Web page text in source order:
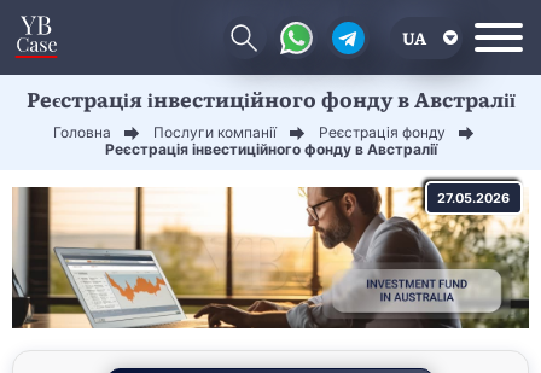
UA
EN
Реєстрація інвестиційного фонду в Австралії
Головна Послуги компанії
Реєстрація фонду
Реєстрація інвестиційного фонду в Австралії
27.05.2026